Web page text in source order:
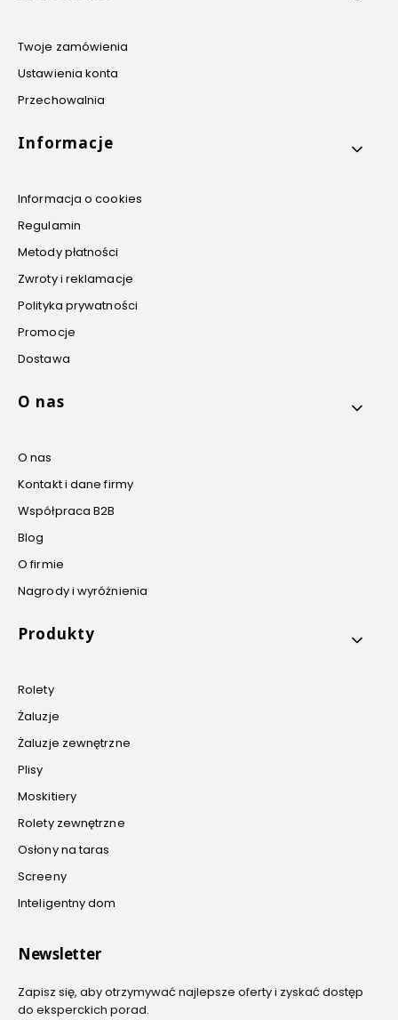
Twoje zamówienia
Ustawienia konta
Przechowalnia
Informacje
Informacja o cookies
Regulamin
Metody płatności
Zwroty i reklamacje
Polityka prywatności
Promocje
Dostawa
O nas
O nas
Kontakt i dane firmy
Współpraca B2B
Blog
O firmie
Nagrody i wyróżnienia
Produkty
Rolety
Żaluzje
Żaluzje zewnętrzne
Plisy
Moskitiery
Rolety zewnętrzne
Osłony na taras
Screeny
Inteligentny dom
Newsletter
Zapisz się, aby otrzymywać najlepsze oferty i zyskać dostęp
do eksperckich porad.